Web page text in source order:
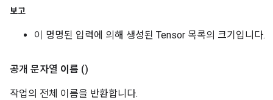
보고
이 명명된 입력에 의해 생성된 Tensor 목록의 크기입니다.
공개 문자열 이름 ()
작업의 전체 이름을 반환합니다.